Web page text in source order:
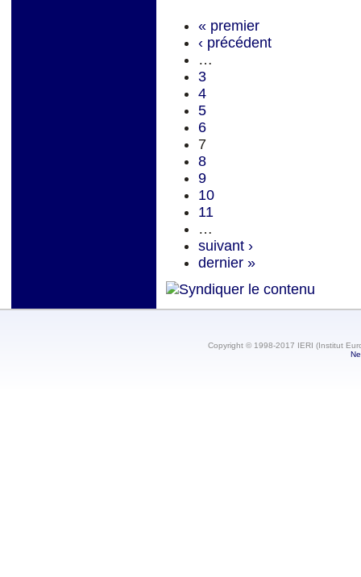
« premier
‹ précédent
…
3
4
5
6
7
8
9
10
11
…
suivant ›
dernier »
Copyright © 1998-2017 IERI (Institut